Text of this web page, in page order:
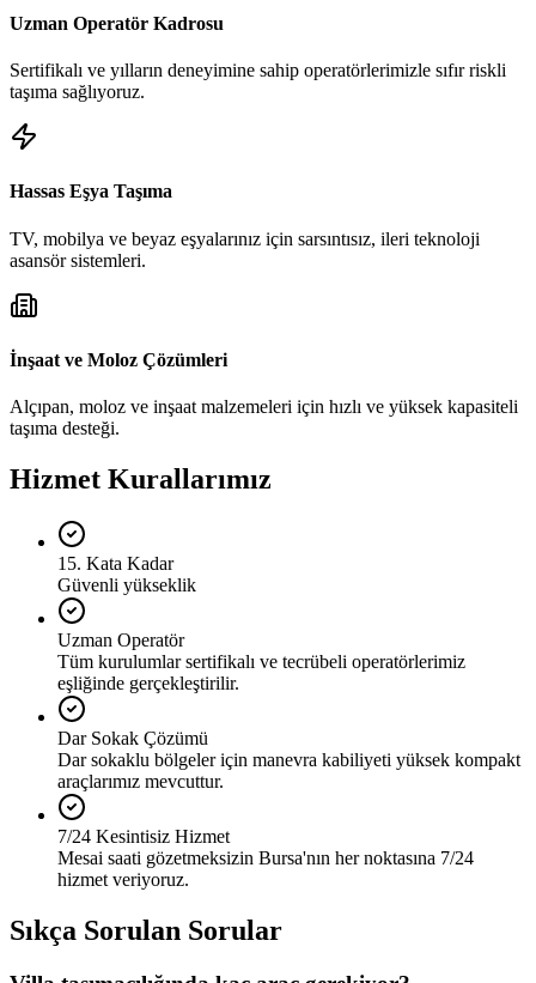
Uzman Operatör Kadrosu
Sertifikalı ve yılların deneyimine sahip operatörlerimizle sıfır riskli
taşıma sağlıyoruz.
Hassas Eşya Taşıma
TV, mobilya ve beyaz eşyalarınız için sarsıntısız, ileri teknoloji
asansör sistemleri.
İnşaat ve Moloz Çözümleri
Alçıpan, moloz ve inşaat malzemeleri için hızlı ve yüksek kapasiteli
taşıma desteği.
Hizmet Kurallarımız
15. Kata Kadar
Güvenli yükseklik
Uzman Operatör
Tüm kurulumlar sertifikalı ve tecrübeli operatörlerimiz
eşliğinde gerçekleştirilir.
Dar Sokak Çözümü
Dar sokaklu bölgeler için manevra kabiliyeti yüksek kompakt
araçlarımız mevcuttur.
7/24 Kesintisiz Hizmet
Mesai saati gözetmeksizin Bursa'nın her noktasına 7/24
hizmet veriyoruz.
Sıkça Sorulan Sorular